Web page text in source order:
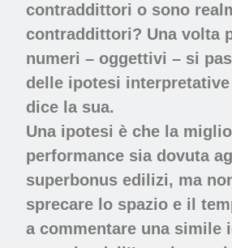
contraddittori o sono
contraddittori? Una volta
numeri – oggettivi – si
delle ipotesi
dice la sua.
Una ipotesi è che la
performance sia dovuta
superbonus edilizi, ma
sprecare lo spazio e il
a commentare una simile